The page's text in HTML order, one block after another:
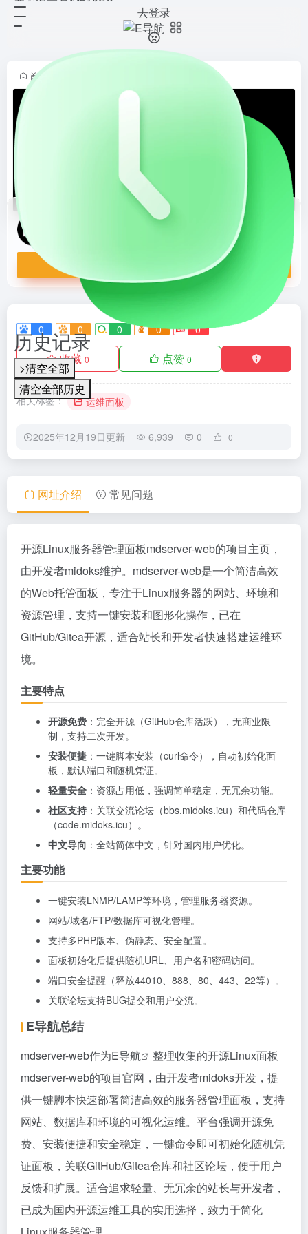
去登录
历史记录
>清空全部
清空全部历史
首页
0 0 0 0 0
收藏 0 点赞 0
相关标签： 运维面板
2025年12月19日更新 6,939 0 0
开源Linux面板mdserver-web项目主
页，一键脚本安装，支持网站/数据
网址介绍 常见问题
开源Linux服务器管理面板mdserver-web的项目主页，
由开发者midoks维护。mdserver-web是一个简洁高效
的Web托管面板，专注于Linux服务器的网站、环境和
资源管理，支持一键安装和图形化操作，已在
GitHub/Gitea开源，适合站长和开发者快速搭建运维环
境。
主要特点
开源免费 ：完全开源（GitHub仓库活跃），无商业限
制，支持二次开发。
安装便捷 ：一键脚本安装（curl命令），自动初始化面
板，默认端口和随机凭证。
轻量安全 ：资源占用低，强调简单稳定，无冗余功能。
社区支持 ：关联交流论坛（bbs.midoks.icu）和代码仓库
（code.midoks.icu）。
中文导向 ：全站简体中文，针对国内用户优化。
主要功能
一键安装LNMP/LAMP等环境，管理服务器资源。
网站/域名/FTP/数据库可视化管理。
支持多PHP版本、伪静态、安全配置。
面板初始化后提供随机URL、用户名和密码访问。
端口安全提醒（释放44010、888、80、443、22等）。
关联论坛支持BUG提交和用户交流。
E导航总结
mdserver-web作为E导航
整理收集的开源Linux面板
mdserver-web的项目官网，由开发者midoks开发，提
供一键脚本快速部署简洁高效的服务器管理面板，支持
网站、数据库和环境的可视化运维。平台强调开源免
费、安装便捷和安全稳定，一键命令即可初始化随机凭
证面板，关联GitHub/Gitea仓库和社区论坛，便于用户
反馈和扩展。适合追求轻量、无冗余的站长与开发者，
已成为国内开源运维工具的实用选择，致力于简化